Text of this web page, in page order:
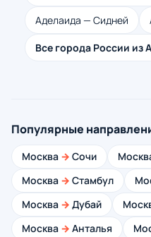
Аделаида — Сидней
Все города России из
Популярные
Москва → Сочи
Москва → Стамбул
Москва → Дубай
Москва → Анталья